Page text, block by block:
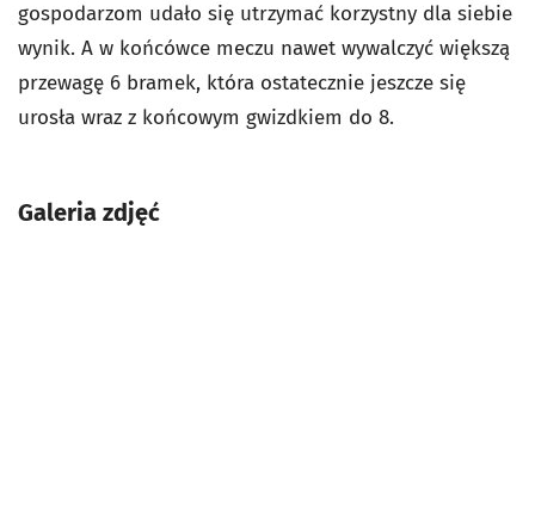
gospodarzom udało się utrzymać korzystny dla siebie
wynik. A w końcówce meczu nawet wywalczyć większą
przewagę 6 bramek, która ostatecznie jeszcze się
urosła wraz z końcowym gwizdkiem do 8.
Galeria zdjęć